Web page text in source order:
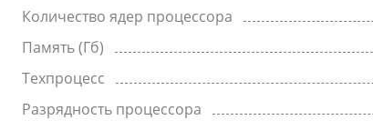
Количество ядер процессора
Память (Гб)
Техпроцесс
Разрядность процессора